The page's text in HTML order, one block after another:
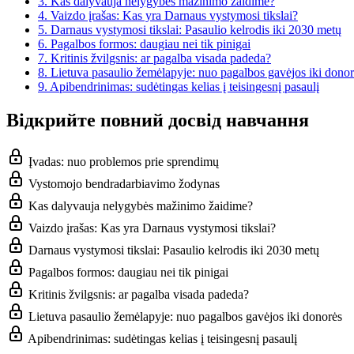
4. Vaizdo įrašas: Kas yra Darnaus vystymosi tikslai?
5. Darnaus vystymosi tikslai: Pasaulio kelrodis iki 2030 metų
6. Pagalbos formos: daugiau nei tik pinigai
7. Kritinis žvilgsnis: ar pagalba visada padeda?
8. Lietuva pasaulio žemėlapyje: nuo pagalbos gavėjos iki
9. Apibendrinimas: sudėtingas kelias į teisingesnį pasaulį
Відкрийте повний досвід навчання
Įvadas: nuo problemos prie sprendimų
Vystomojo bendradarbiavimo žodynas
Kas dalyvauja nelygybės mažinimo žaidime?
Vaizdo įrašas: Kas yra Darnaus vystymosi tikslai?
Darnaus vystymosi tikslai: Pasaulio kelrodis iki 2030 metų
Pagalbos formos: daugiau nei tik pinigai
Kritinis žvilgsnis: ar pagalba visada padeda?
Lietuva pasaulio žemėlapyje: nuo pagalbos gavėjos iki donorės
Apibendrinimas: sudėtingas kelias į teisingesnį pasaulį